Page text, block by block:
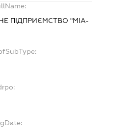
ПІДПРИЄМСТВО "МІА-